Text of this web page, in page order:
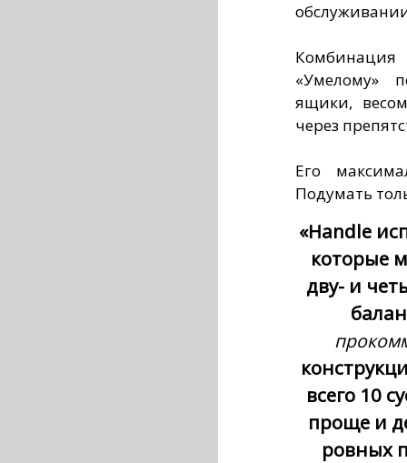
Комбинация
«Умелому»
ящики,
через
Его
Подумать
«Handle
которые
дву- и
всего 10
проще и
ровных